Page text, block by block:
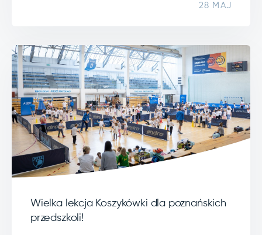
28 MAJ
Wielka lekcja Koszykówki dla poznańskich
przedszkoli!